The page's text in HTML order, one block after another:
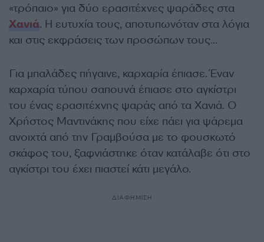
«τρόπαιο» για δύο ερασιτέχνες ψαράδες στα
Χανιά. Η ευτυχία τους, αποτυπωνόταν στα λόγια
και στις εκφράσεις των προσώπων τους…
Για μπαλάδες πήγαινε, καρχαρία έπιασε. Έναν
καρχαρία τύπου σαπουνά έπιασε στο αγκίστρι
του ένας ερασιτέχνης ψαράς από τα Χανιά. Ο
Χρήστος Μαντινάκης που είχε πάει για ψάρεμα
ανοιχτά από την Γραμβούσα με το φουσκωτό
σκάφος του, ξαφνιάστηκε όταν κατάλαβε ότι στο
αγκίστρι του έχει πιαστεί κάτι μεγάλο.
ΔΙΑΦΗΜΙΣΗ